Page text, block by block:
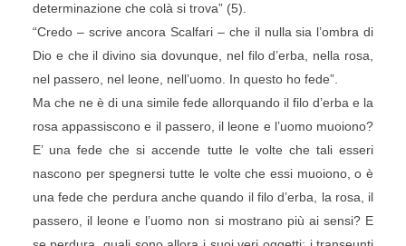
determinazione che colà si trova” (5).
“Credo – scrive ancora Scalfari – che il nulla sia l’ombra di
Dio e che il divino sia dovunque, nel filo d’erba, nella rosa,
nel passero, nel leone, nell’uomo. In questo ho fede”.
Ma che ne è di una simile fede allorquando il filo d’erba e la
rosa appassiscono e il passero, il leone e l’uomo muoiono?
E’ una fede che si accende tutte le volte che tali esseri
nascono per spegnersi tutte le volte che essi muoiono, o è
una fede che perdura anche quando il filo d’erba, la rosa, il
passero, il leone e l’uomo non si mostrano più ai sensi? E